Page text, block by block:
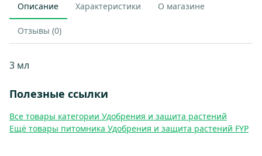
Описание Характеристики О магазине
Отзывы (0)
3 мл
Полезные ссылки
Все товары категории Удобрения и защита растений
Ещё товары питомника Удобрения и защита растений FYP